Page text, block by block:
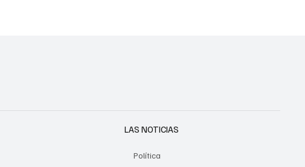
LAS NOTICIAS
Política